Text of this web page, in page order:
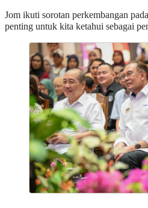
Jom ikuti sorotan perkembangan
penting untuk kita ketahui sebagai